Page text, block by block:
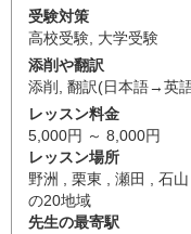
受験対策
高校受験 大学受験
添削や翻訳
添削
翻訳(日本語→英
レッスン料金
5,000円 ～ 8,000円
レッスン場所
野洲 , 栗東 , 瀬田 , 石
の20地域
先生の最寄駅